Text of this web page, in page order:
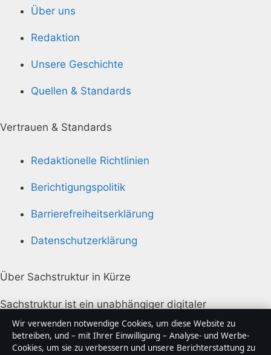
Über uns
Redaktion
Unsere Geschichte
Quellen & Standards
Vertrauen & Standards
Redaktionelle Richtlinien
Berichtigungspolitik
Barrierefreiheitserklärung
Datenschutzerklärung
Über Sachstruktur in Kürze
Sachstruktur ist ein unabhängiger digitaler
Nachrichtenanbieter mit Fokus auf Politik, Wirtschaft,
Technik und Gesellschaft in Deutschland. Jeder Artikel
trägt eine Byline, wird von einem Redakteur geprüft
Wir verwenden notwendige Cookies, um diese Website zu
betreiben, und – mit Ihrer Einwilligung – Analyse- und Werbe-
Cookies, um sie zu verbessern und unsere Berichterstattung zu